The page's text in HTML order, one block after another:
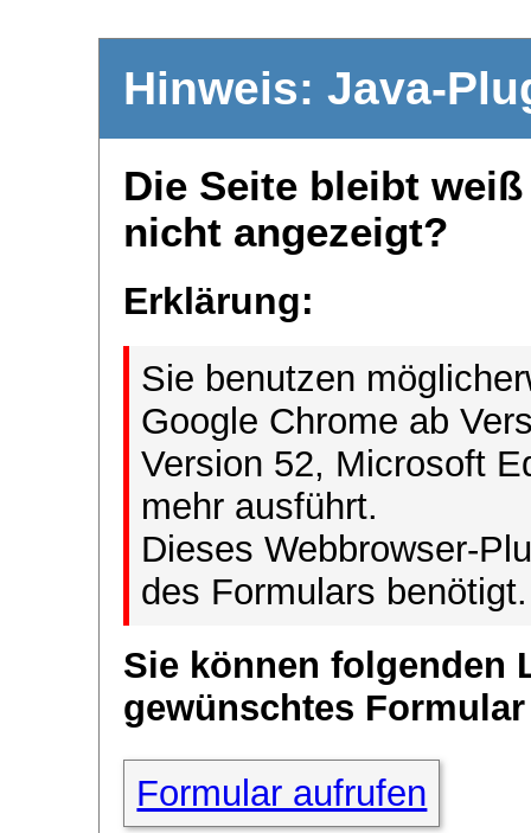
Hinweis: Java-
Die Seite bleibt
nicht angezeigt?
Erklärung:
Sie benutzen
Google Chrome ab
Version 52, Microsoft
mehr ausführt.
Dieses Webbrowser-
des Formulars benötigt.
Sie können folgenden
gewünschtes
Formular aufrufen